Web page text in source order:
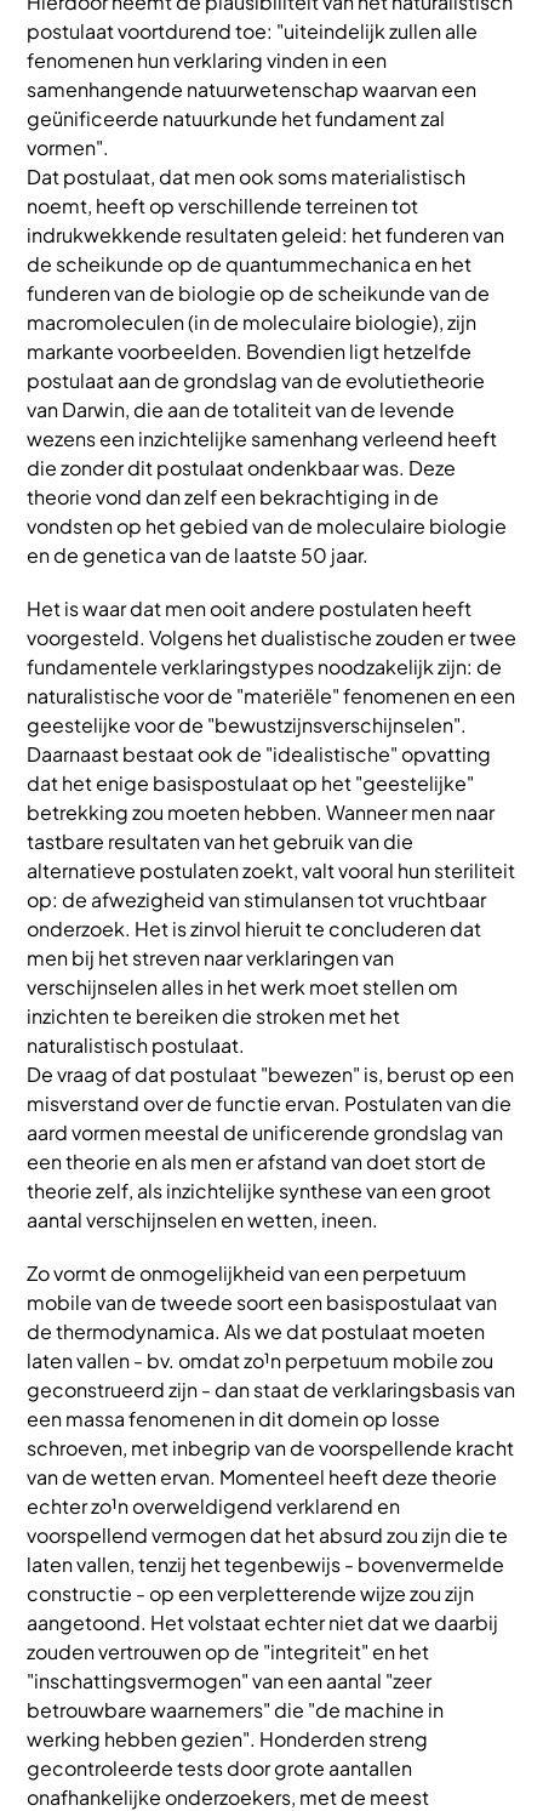
postulaat voortdurend toe: "uiteindelijk zullen alle
fenomenen hun verklaring vinden in een
samenhangende natuurwetenschap waarvan een
geünificeerde natuurkunde het fundament zal
vormen".
Dat postulaat, dat men ook soms materialistisch
noemt, heeft op verschillende terreinen tot
indrukwekkende resultaten geleid: het funderen van
de scheikunde op de quantummechanica en het
funderen van de biologie op de scheikunde van de
macromoleculen (in de moleculaire biologie), zijn
markante voorbeelden. Bovendien ligt hetzelfde
postulaat aan de grondslag van de evolutietheorie
van Darwin, die aan de totaliteit van de levende
wezens een inzichtelijke samenhang verleend heeft
die zonder dit postulaat ondenkbaar was. Deze
theorie vond dan zelf een bekrachtiging in de
vondsten op het gebied van de moleculaire biologie
en de genetica van de laatste 50 jaar.
Het is waar dat men ooit andere postulaten heeft
voorgesteld. Volgens het dualistische zouden er twee
fundamentele verklaringstypes noodzakelijk zijn: de
naturalistische voor de "materiële" fenomenen en een
geestelijke voor de "bewustzijnsverschijnselen".
Daarnaast bestaat ook de "idealistische" opvatting
dat het enige basispostulaat op het "geestelijke"
betrekking zou moeten hebben. Wanneer men naar
tastbare resultaten van het gebruik van die
alternatieve postulaten zoekt, valt vooral hun steriliteit
op: de afwezigheid van stimulansen tot vruchtbaar
onderzoek. Het is zinvol hieruit te concluderen dat
men bij het streven naar verklaringen van
verschijnselen alles in het werk moet stellen om
inzichten te bereiken die stroken met het
naturalistisch postulaat.
De vraag of dat postulaat "bewezen" is, berust op een
misverstand over de functie ervan. Postulaten van die
aard vormen meestal de unificerende grondslag van
een theorie en als men er afstand van doet stort de
theorie zelf, als inzichtelijke synthese van een groot
aantal verschijnselen en wetten, ineen.
Zo vormt de onmogelijkheid van een perpetuum
mobile van de tweede soort een basispostulaat van
de thermodynamica. Als we dat postulaat moeten
laten vallen - bv. omdat zo¹n perpetuum mobile zou
geconstrueerd zijn - dan staat de verklaringsbasis van
een massa fenomenen in dit domein op losse
schroeven, met inbegrip van de voorspellende kracht
van de wetten ervan. Momenteel heeft deze theorie
echter zo¹n overweldigend verklarend en
voorspellend vermogen dat het absurd zou zijn die te
laten vallen, tenzij het tegenbewijs - bovenvermelde
constructie - op een verpletterende wijze zou zijn
aangetoond. Het volstaat echter niet dat we daarbij
zouden vertrouwen op de "integriteit" en het
"inschattingsvermogen" van een aantal "zeer
betrouwbare waarnemers" die "de machine in
werking hebben gezien". Honderden streng
gecontroleerde tests door grote aantallen
onafhankelijke onderzoekers, met de meest